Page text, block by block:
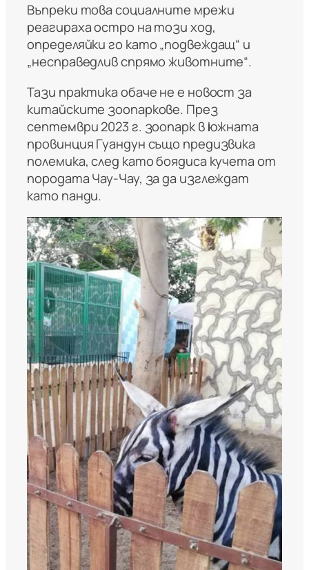
Въпреки това социалните мрежи
реагираха остро на този ход,
определяйки го като „подвеждащ“ и
„несправедлив спрямо животните“.
Тази практика обаче не е новост за
китайските зоопаркове. През
септември 2023 г. зоопарк в южната
провинция Гуандун също предизвика
полемика, след като боядиса кучета от
породата Чау-Чау, за да изглеждат
като панди.